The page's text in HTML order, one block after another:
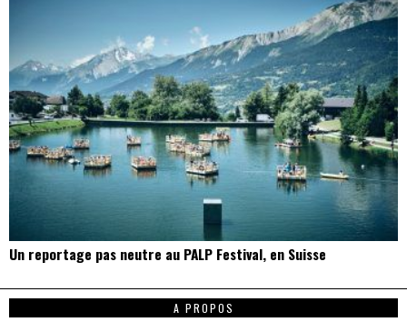
Un reportage pas neutre au PALP Festival, en Suisse
A PROPOS